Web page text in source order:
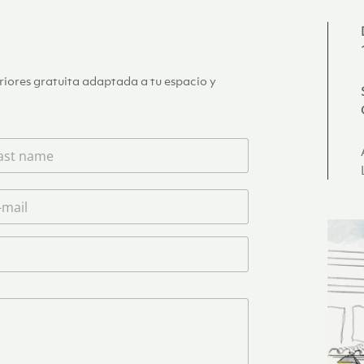
gratuita adaptada a tu espacio y